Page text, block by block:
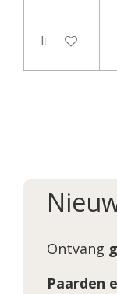
In
Ontvang
Paarden